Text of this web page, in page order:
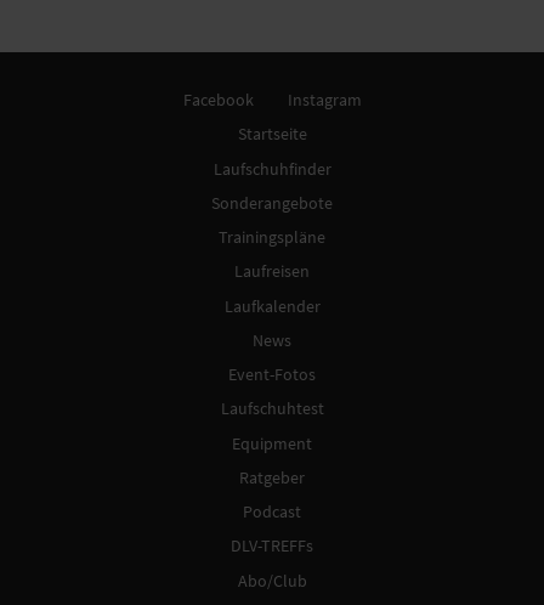
Facebook
Instagram
Startseite
Laufschuhfinder
Sonderangebote
Trainingspläne
Laufreisen
Laufkalender
News
Event-Fotos
Laufschuhtest
Equipment
Ratgeber
Podcast
DLV-TREFFs
Abo/Club